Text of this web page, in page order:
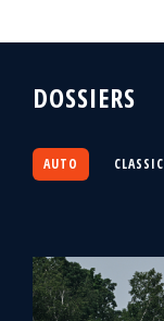
DOSSIERS
AUTO CLASSIC